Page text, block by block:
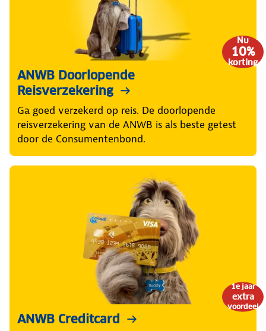
Nu
10%
korting
ANWB Doorlopende
Reisverzekering
Ga goed verzekerd op reis. De doorlopende
reisverzekering van de ANWB is als beste getest
door de Consumentenbond.
1e jaar
extra
voordeel
ANWB Creditcard